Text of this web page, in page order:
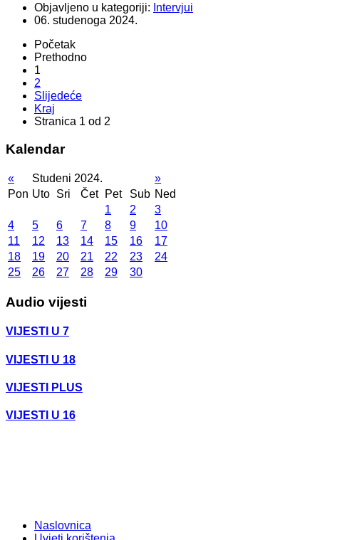
Objavljeno u kategoriji: Intervjui
06. studenoga 2024.
Početak
Prethodno
1
2
Slijedeće
Kraj
Stranica 1 od 2
Kalendar
« Studeni 2024.
»
Pon Uto Sri Čet Pet Sub Ned
1
2
3
4
5 6 7 8 9
10
11
12 13 14 15 16
17
18
19 20 21 22 23
24
25
26 27 28 29 30
Audio vijesti
VIJESTI U 7
VIJESTI U 18
VIJESTI PLUS
VIJESTI U 16
Naslovnica